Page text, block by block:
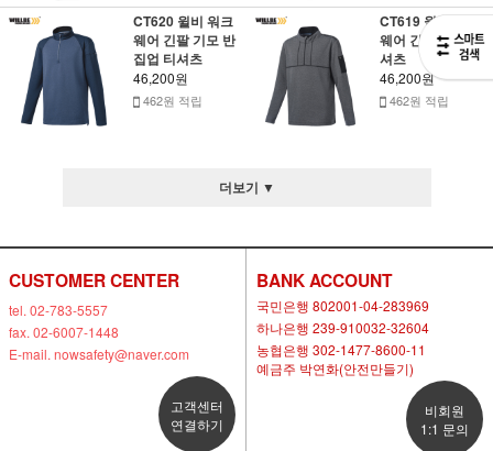
CT620 윌비 워크
웨어 긴팔 기모 반
집업 티셔츠
46,200원
462원 적립
CT619 윌비 워크
웨어 긴팔 집업 티
셔츠
46,200원
462원 적립
더보기 ▼
CUSTOMER CENTER
tel. 02-783-5557
fax. 02-6007-1448
E-mail. nowsafety@naver.com
고객센터
연결하기
BANK ACCOUNT
국민은행 802001-04-283969
하나은행 239-910032-32604
농협은행 302-1477-8600-11
예금주 박연화(안전만들기)
비회원
1:1 문의